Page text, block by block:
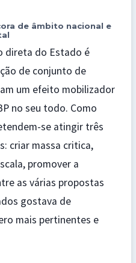
de âmbito nacional e
direta do Estado é
de conjunto de
um efeito mobilizador
no seu todo. Como
se atingir três
criar massa critica,
promover a
as várias propostas
gostava de
mais pertinentes e